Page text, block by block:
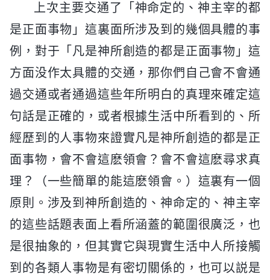
上次主要交通了「神命定的、神主宰的都
是正面事物」這裏面所涉及到的幾個具體的事
例，對于「凡是神所創造的都是正面事物」這
方面没作太具體的交通，那你們自己會不會通
過交通或者通過這些年所明白的真理來確定這
句話是正確的，或者根據生活中所看到的、所
經歷到的人事物來證實凡是神所創造的都是正
面事物，會不會這麽領會？會不會這麽尋求真
理？（一些簡單的能這麽領會。）這裏有一個
原則。涉及到神所創造的、神命定的、神主宰
的這些話題表面上看所涵蓋的範圍很廣泛，也
是很抽象的，但其實它與現實生活中人所接觸
到的各類人事物是有密切關係的，也可以説是